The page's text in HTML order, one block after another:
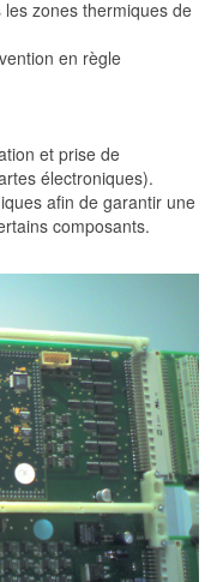
zones thermiques de
en règle
et prise de
électroniques).
afin de garantir une
composants.